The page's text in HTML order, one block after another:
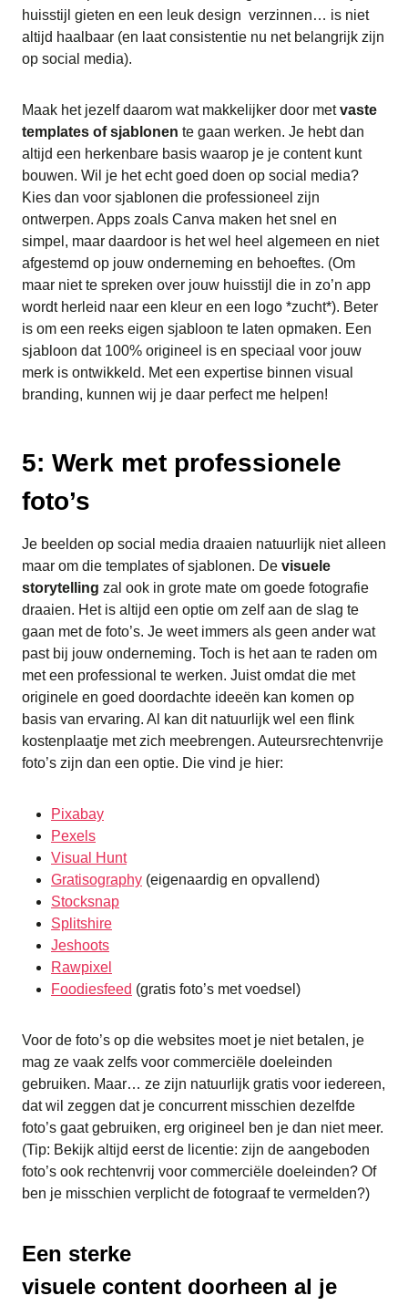
huisstijl gieten en een leuk design verzinnen… is niet
altijd haalbaar (en laat consistentie nu net belangrijk zijn
op social media).
Maak het jezelf daarom wat makkelijker door metvaste
templates of sjablonen te gaan werken. Je hebt dan
altijd een herkenbare basis waarop je je content kunt
bouwen. Wil je het echt goed doen op social media?
Kies dan voor sjablonen die professioneel zijn
ontwerpen. Apps zoals Canva maken het snel en
simpel, maar daardoor is het wel heel algemeen en niet
afgestemd op jouw onderneming en behoeftes. (Om
maar niet te spreken over jouw huisstijl die in zo’n app
wordt herleid naar een kleur en een logo *zucht*). Beter
is om een reeks eigen sjabloon te laten opmaken. Een
sjabloon dat 100% origineel is en speciaal voor jouw
merk is ontwikkeld. Met een expertise binnen visual
branding, kunnen wij je daar perfect me helpen!
5: Werk met professionele
foto’s
Je beelden op social media draaien natuurlijk niet alleen
maar om die templates of sjablonen. De visuele
storytelling zal ook in grote mate om goede fotografie
draaien. Het is altijd een optie om zelf aan de slag te
gaan met de foto’s. Je weet immers als geen ander wat
past bij jouw onderneming. Toch is het aan te raden om
met een professional te werken. Juist omdat die met
originele en goed doordachte ideeën kan komen op
basis van ervaring. Al kan dit natuurlijk wel een flink
kostenplaatje met zich meebrengen. Auteursrechtenvrije
foto’s zijn dan een optie. Die vind je hier:
Pixabay
Pexels
Visual Hunt
Gratisography (eigenaardig en opvallend)
Stocksnap
Splitshire
Jeshoots
Rawpixel
Foodiesfeed (gratis foto’s met voedsel)
Voor de foto’s op die websites moet je niet betalen, je
mag ze vaak zelfs voor commerciële doeleinden
gebruiken. Maar… ze zijn natuurlijk gratis voor iedereen,
dat wil zeggen dat je concurrent misschien dezelfde
foto’s gaat gebruiken, erg origineel ben je dan niet meer.
(Tip: Bekijk altijd eerst de licentie: zijn de aangeboden
foto’s ook rechtenvrij voor commerciële doeleinden? Of
ben je misschien verplicht de fotograaf te vermelden?)
Een sterke
visuele content doorheen al je